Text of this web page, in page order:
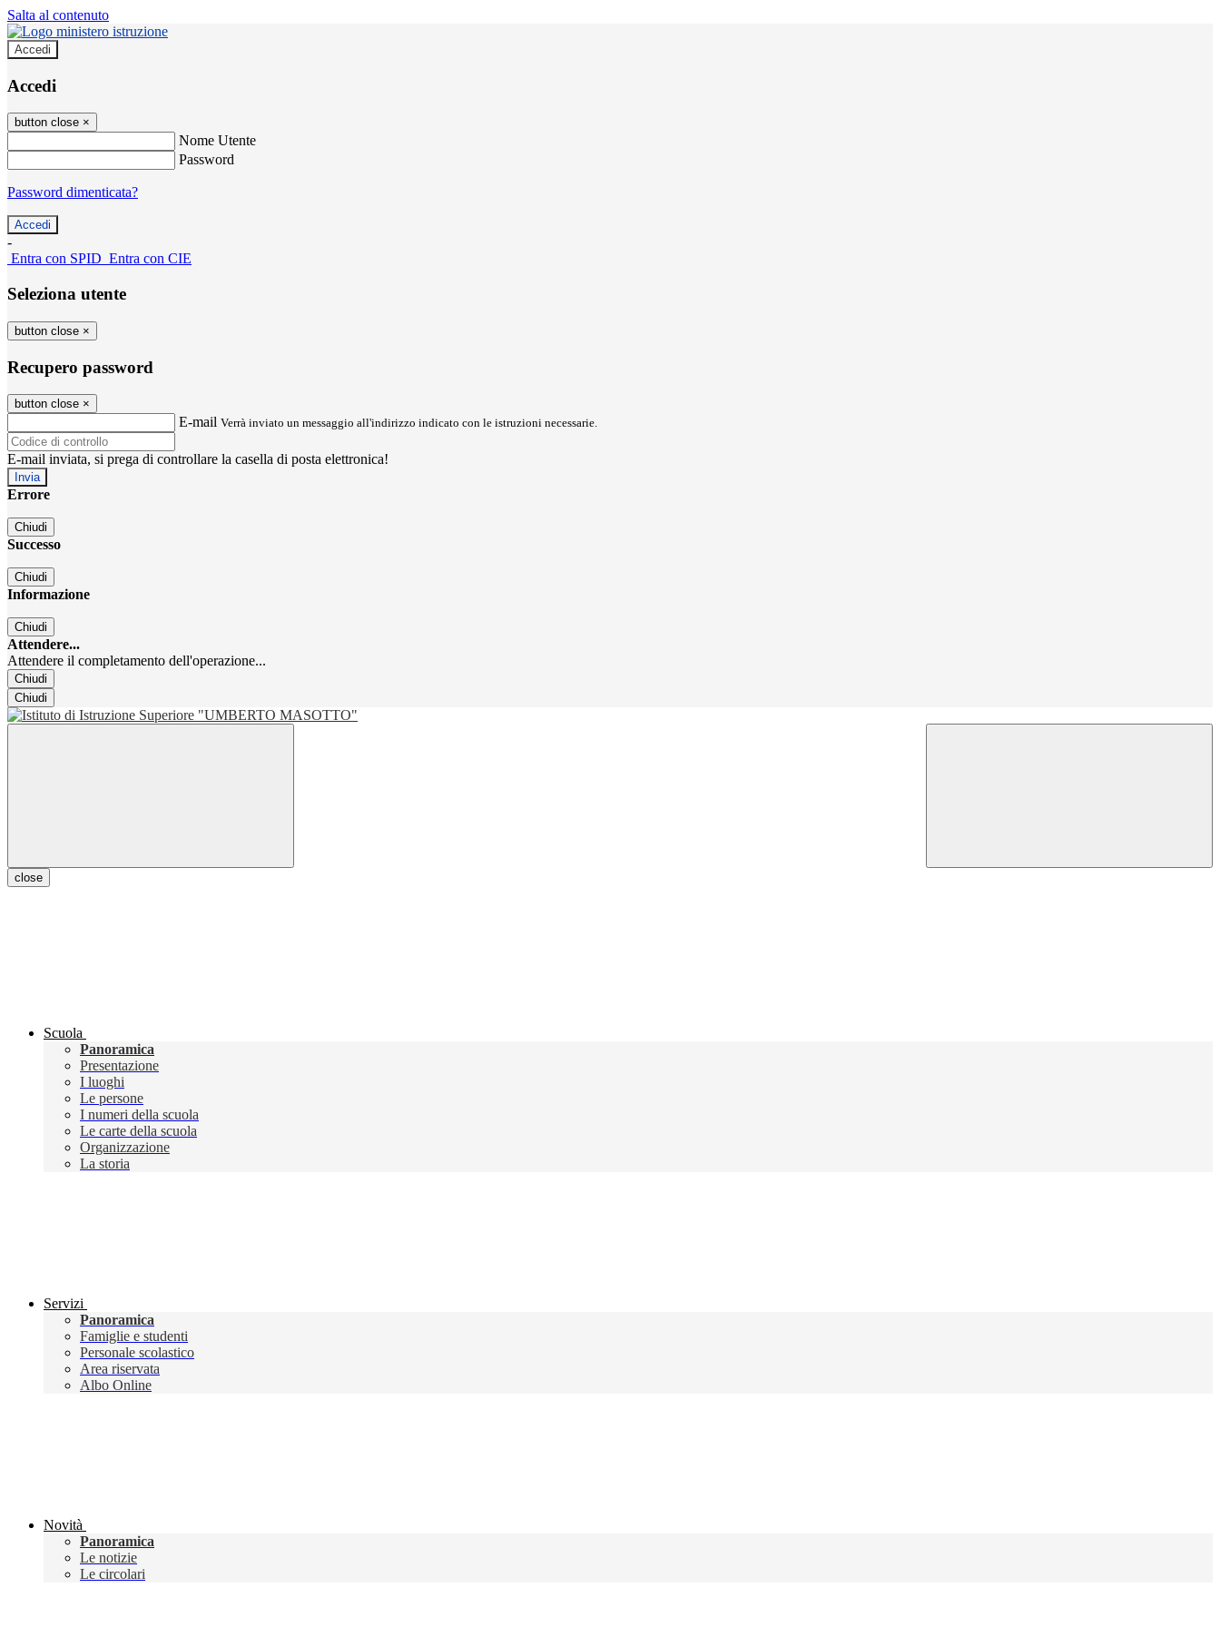
Salta al contenuto
Accedi
Accedi
button close ×
Nome Utente
Password
Password dimenticata?
-
Entra con SPID Entra con CIE
Seleziona utente
button close ×
Recupero password
button close ×
E-mail Verrà inviato un messaggio all'indirizzo indicato con le istruzioni necessarie.
E-mail inviata, si prega di controllare la casella di posta elettronica!
Errore
Chiudi
Successo
Chiudi
Informazione
Chiudi
Attendere...
Attendere il completamento dell'operazione...
Chiudi
Chiudi
close
Scuola
Panoramica
Presentazione
I luoghi
Le persone
I numeri della scuola
Le carte della scuola
Organizzazione
La storia
Servizi
Panoramica
Famiglie e studenti
Personale scolastico
Area riservata
Albo Online
Novità
Panoramica
Le notizie
Le circolari